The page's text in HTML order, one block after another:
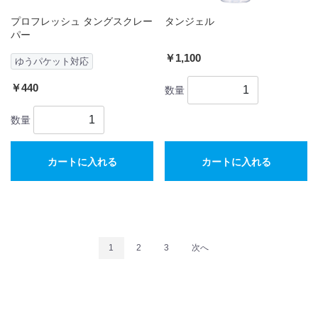
プロフレッシュ タングスクレー
パー
ゆうパケット対応
￥440
数量
カートに入れる
タンジェル
￥1,100
数量
カートに入れる
1 2 3 次へ